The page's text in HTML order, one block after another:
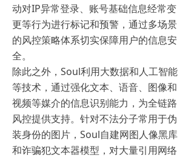
动对IP异常登录、账号基础信息经常变
更等行为进行标记和预警，通过多场景
的风控策略体系切实保障用户的信息安
全。
除此之外，Soul利用大数据和人工智能
等技术，通过强化文本、语音、图像和
视频等媒介的信息识别能力，为全链路
风控提供支持。针对不法分子常用于伪
装身份的图片，Soul自建网图人像黑库
和诈骗犯文本器模型，对大量引用网络